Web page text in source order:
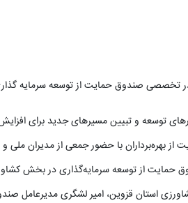
تخصصی صندوق حمایت از توسعه سرمایه
توسعه و تبیین مسیرهای جدید برای
بهره‌برداران با حضور جمعی از مدیران ملی
از توسعه سرمایه‌گذاری در بخش
استان قزوین، امیر لشگری مدیرعامل